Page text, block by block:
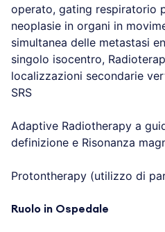
operato, gating respiratorio
neoplasie in organi in
simultanea delle metastasi
singolo isocentro,
localizzazioni secondarie
SRS
Adaptive Radiotherapy a
definizione e Risonanza
Protontherapy (utilizzo di
Ruolo in Ospedale